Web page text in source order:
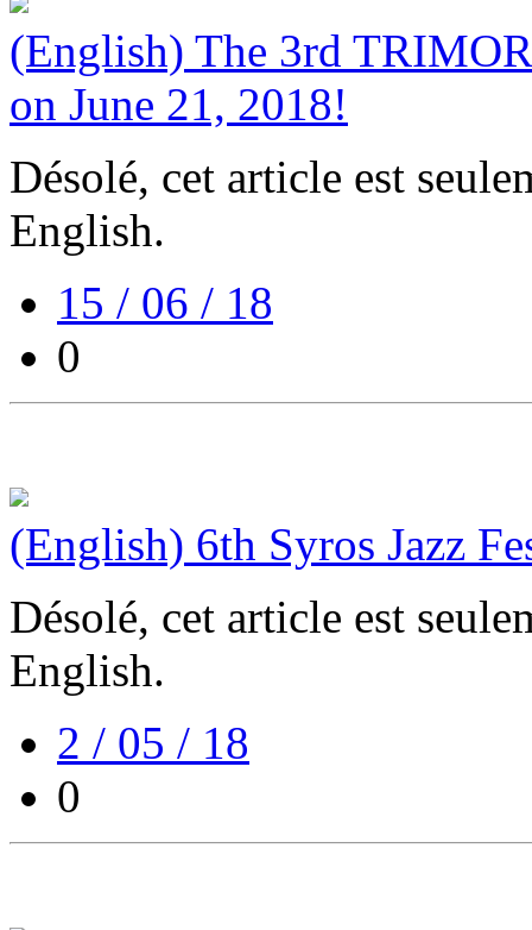
(English) The 3rd
on June 21, 2018!
Désolé, cet article est
English.
15 / 06 / 18
0
(English) 6th Syros Jazz
Désolé, cet article est
English.
2 / 05 / 18
0